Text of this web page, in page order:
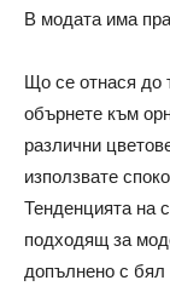
В модата има
Що се отнася до
обърнете към
различни
използвате
Тенденцията на
подходящ за
допълнено с бял